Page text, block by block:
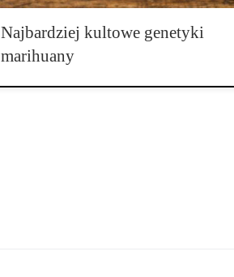
Najbardziej kultowe genetyki
marihuany